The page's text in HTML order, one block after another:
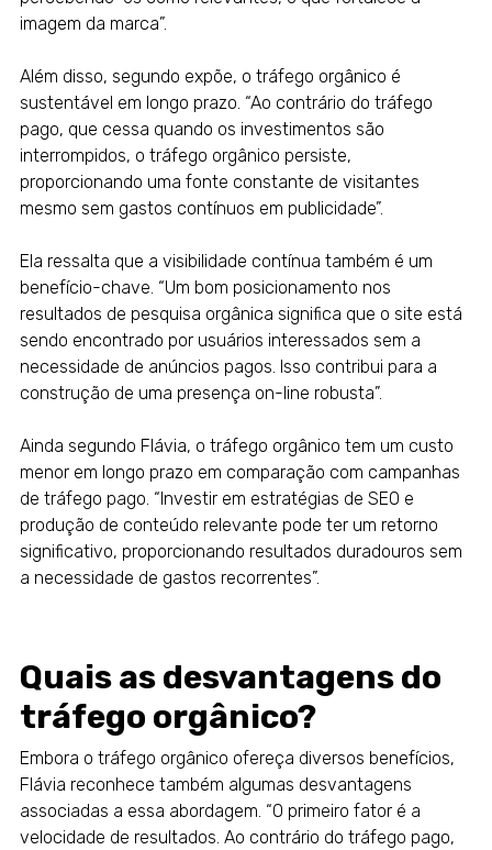
imagem da marca”.
Além disso, segundo expõe, o tráfego orgânico é
sustentável em longo prazo. “Ao contrário do tráfego
pago, que cessa quando os investimentos são
interrompidos, o tráfego orgânico persiste,
proporcionando uma fonte constante de visitantes
mesmo sem gastos contínuos em publicidade”.
Ela ressalta que a visibilidade contínua também é um
benefício-chave. “Um bom posicionamento nos
resultados de pesquisa orgânica significa que o site está
sendo encontrado por usuários interessados sem a
necessidade de anúncios pagos. Isso contribui para a
construção de uma presença on-line robusta”.
Ainda segundo Flávia, o tráfego orgânico tem um custo
menor em longo prazo em comparação com campanhas
de tráfego pago. “Investir em estratégias de SEO e
produção de conteúdo relevante pode ter um retorno
significativo, proporcionando resultados duradouros sem
a necessidade de gastos recorrentes”.
Quais as desvantagens do
tráfego orgânico?
Embora o tráfego orgânico ofereça diversos benefícios,
Flávia reconhece também algumas desvantagens
associadas a essa abordagem. “O primeiro fator é a
velocidade de resultados. Ao contrário do tráfego pago,